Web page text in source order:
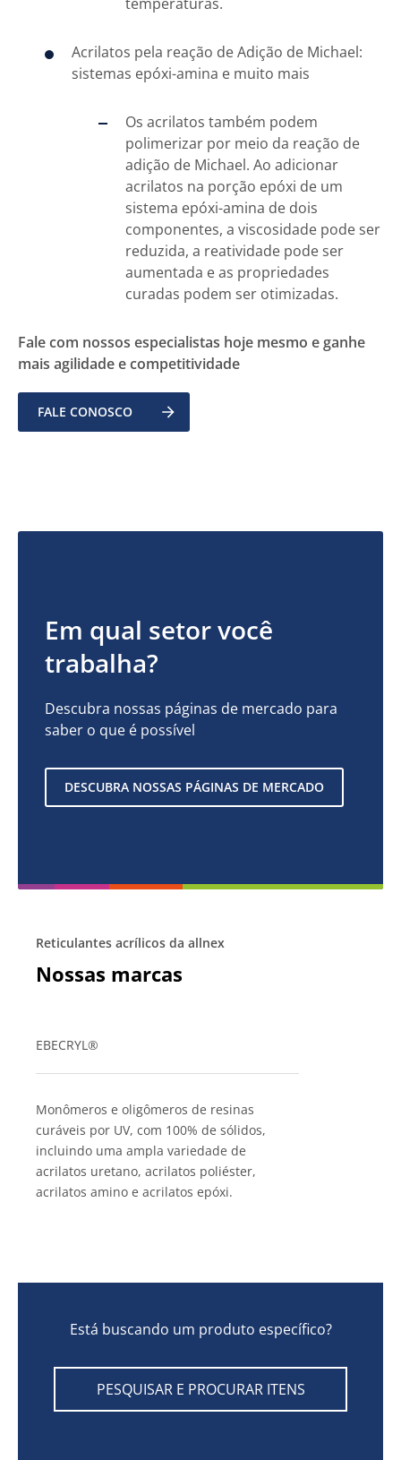
Acrilatos pela reação de Adição de Michael:
sistemas epóxi-amina e muito mais
Os acrilatos também podem
polimerizar por meio da reação de
adição de Michael. Ao adicionar
acrilatos na porção epóxi de um
sistema epóxi-amina de dois
componentes, a viscosidade pode ser
reduzida, a reatividade pode ser
aumentada e as propriedades
curadas podem ser otimizadas.
Fale com nossos especialistas hoje mesmo e ganhe
mais agilidade e competitividade
FALE CONOSCO
Em qual setor você
trabalha?
Descubra nossas páginas de mercado para
saber o que é possível
DESCUBRA NOSSAS PÁGINAS DE MERCADO
Reticulantes acrílicos da allnex
Nossas marcas
EBECRYL®
Monômeros e oligômeros de resinas
curáveis por UV, com 100% de sólidos,
incluindo uma ampla variedade de
acrilatos uretano, acrilatos poliéster,
acrilatos amino e acrilatos epóxi.
Está buscando um produto específico?
PESQUISAR E PROCURAR ITENS